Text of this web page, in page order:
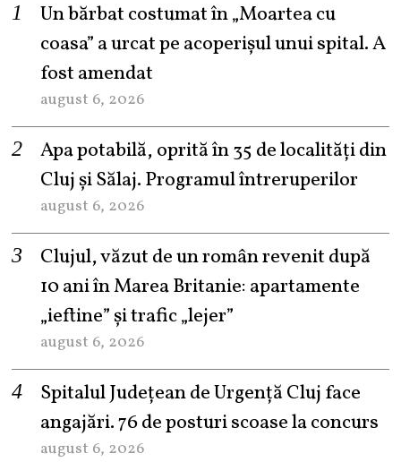
Un bărbat costumat în „Moartea cu
coasa” a urcat pe acoperișul unui spital. A
fost amendat
august 6, 2026
Apa potabilă, oprită în 35 de localități din
Cluj și Sălaj. Programul întreruperilor
august 6, 2026
Clujul, văzut de un român revenit după
10 ani în Marea Britanie: apartamente
„ieftine” și trafic „lejer”
august 6, 2026
Spitalul Județean de Urgență Cluj face
angajări. 76 de posturi scoase la concurs
august 6, 2026